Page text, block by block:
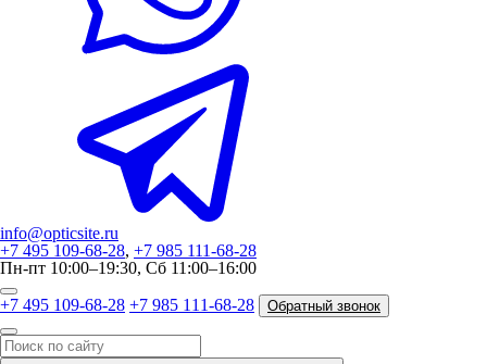
info@opticsite.ru
+7 495 109-68-28, +7 985 111-68-28
Пн-пт 10:00–19:30, Сб 11:00–16:00
+7 495 109-68-28 +7 985 111-68-28 Обратный звонок